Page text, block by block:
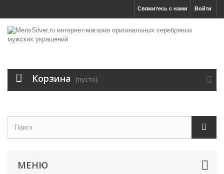
Войти
Свяжитесь с нами
Корзина (пусто)
МЕНЮ